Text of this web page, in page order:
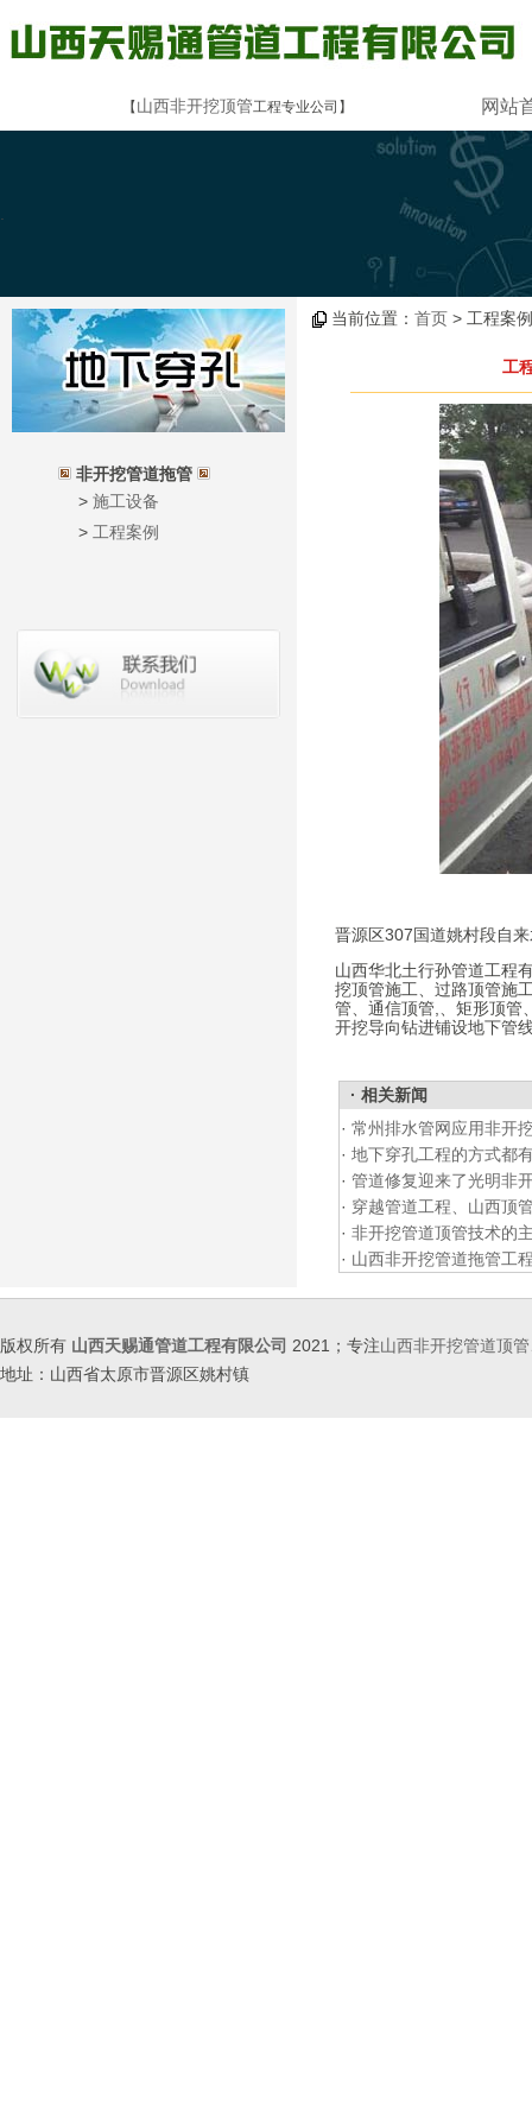
【 山西非开挖顶管工程专业公司】 网站
非开挖管道拖管
>施工设备
> 工程案例
当前位置： 首页 > 工程案
工
晋源区307国道姚村段自
山西华北土行孙管道工程
挖顶管施工、过路顶管施
管、通信顶管,、矩形顶管
开挖导向钻进铺设地下管
· 相关新闻
· 常州排水管网应用非开
· 地下穿孔工程的方式都
· 管道修复迎来了光明非
· 穿越管道工程、山西顶
· 非开挖管道顶管技术的
· 山西非开挖管道拖管工
版权所有 山西天赐通管道工程有限公司 2021；专注山西非开挖管道顶管
地址：山西省太原市晋源区姚村镇